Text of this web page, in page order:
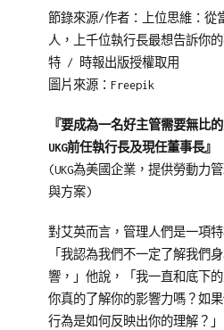
Posted
on
2024-
08-
Posted
專
欄
教
育
訓
專
刊】
Tagged
業
培
業
訓
練,
場
修
節錄來源/作者：上位思維：從
人，上千位執行長最想告訴你
特 / 時報出版授權取用
圖片來源：Freepik
『要成為一名好主管需要無比的
UKG前任執行長及現任董事長』
(UKG為美國企業，提供勞動力
與方案)
對艾英而言，管理人們是一項
「我認為我們不一定了解我們
響，」他說，「我一直和底下
你真的了解你的影響力嗎？如
行為是如何反映出你的理解？」